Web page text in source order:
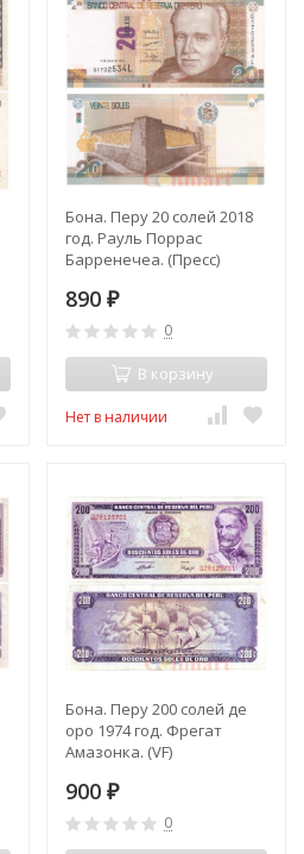
Бона. Перу 20 солей 2018
год. Рауль Поррас
Барренечеа. (Пресс)
890 ₽
0
В корзину
Нет в наличии
Бона. Перу 200 солей де
оро 1974 год. Фрегат
Амазонка. (VF)
900 ₽
0